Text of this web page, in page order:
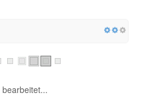
bearbeitet...